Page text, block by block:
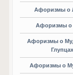
Афоризмы о
Афоризмы о
Афоризмы о
Глупцах
Афоризмы о